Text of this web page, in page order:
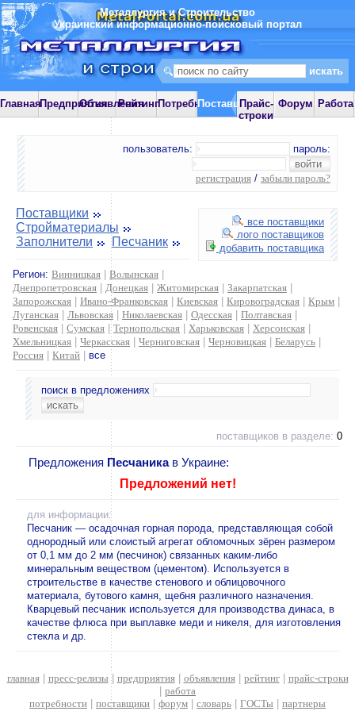
Металлургия и Строительство
Украинский информационно-поисковый портал
ГлавнаяПредприятияОбъявления
РейтингПотребностиПоставщики
Прайс-
строки
Форум Работа
пользователь: пароль:
регистрация / забыли пароль?
все поставщики
лого поставщиков
добавить поставщика
Поставщики
Стройматериалы
Заполнители
Песчаник
Регион: Винницкая Волынская
Днепропетровская
Донецкая Житомирская Закарпатская
Запорожская
Ивано-Франковская Киевская Кировоградская Крым
Луганская
Львовская Николаевская Одесская Полтавская
Ровенская
Сумская |Тернопольская Харьковская Херсонская
Хмельницкая
Черкасская Черниговская Черновицкая Беларусь
Россия
Китай все
поиск в предложениях
поставщиков в разделе: 0
Предложения Песчаникав Украине:
Предложений нет!
для информации:
Песчаник — осадочная горная порода, представляющая собой
однородный или слоистый агрегат обломочных зёрен размером
от 0,1 мм до 2 мм (песчинок) связанных каким-либо
минеральным веществом (цементом). Используется в
строительстве в качестве стенового и облицовочного
материала, бутового камня, щебня различного назначения.
Кварцевый песчаник используется для производства динаса, в
качестве флюса при выплавке меди и никеля, для изготовления
стекла и др.
главная| пресс-релизы | предприятия| объявления| рейтинг| прайс-строки
работа
потребности
поставщики форум словарь ГОСТы
партнеры